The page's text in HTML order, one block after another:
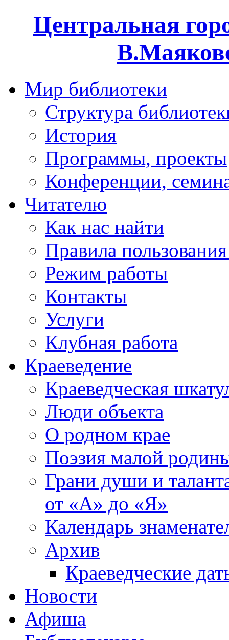
Центральная
Мир библиотеки
Структура
История
Программы, проекты
Конференции,
Читателю
Как нас найти
Правила
Режим работы
Контакты
Услуги
Клубная работа
Краеведение
Краеведческая
Люди объекта
О родном крае
Поэзия малой
Грани души и
от «А» до «Я»
Календарь
Архив
Краеведческие
Новости
Афиша